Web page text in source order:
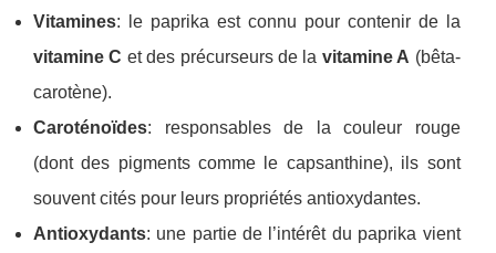
Vitamines: le paprika est connu pour contenir de la
vitamine C et des précurseurs de la vitamine A (bêta-
carotène).
Caroténoïdes: responsables de la couleur rouge
(dont des pigments comme le capsanthine), ils sont
souvent cités pour leurs propriétés antioxydantes.
Antioxydants: une partie de l’intérêt du paprika vient